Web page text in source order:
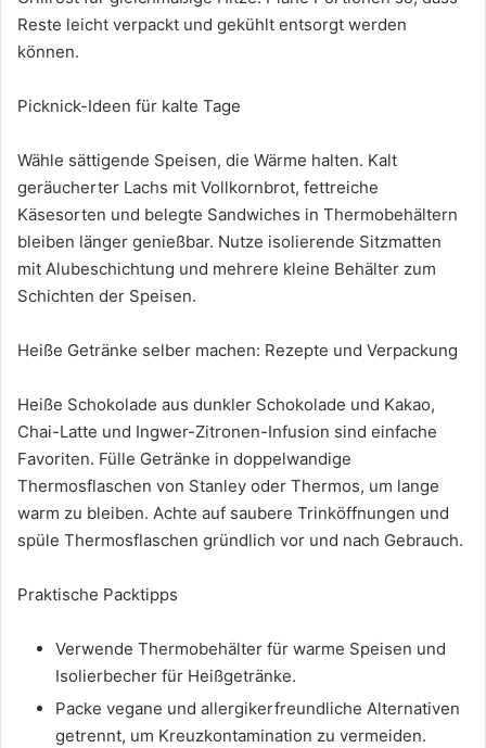
Reste leicht verpackt und gekühlt entsorgt werden
können.
Picknick-Ideen für kalte Tage
Wähle sättigende Speisen, die Wärme halten. Kalt
geräucherter Lachs mit Vollkornbrot, fettreiche
Käsesorten und belegte Sandwiches in Thermobehältern
bleiben länger genießbar. Nutze isolierende Sitzmatten
mit Alubeschichtung und mehrere kleine Behälter zum
Schichten der Speisen.
Heiße Getränke selber machen: Rezepte und Verpackung
Heiße Schokolade aus dunkler Schokolade und Kakao,
Chai-Latte und Ingwer-Zitronen-Infusion sind einfache
Favoriten. Fülle Getränke in doppelwandige
Thermosflaschen von Stanley oder Thermos, um lange
warm zu bleiben. Achte auf saubere Trinköffnungen und
spüle Thermosflaschen gründlich vor und nach Gebrauch.
Praktische Packtipps
Verwende Thermobehälter für warme Speisen und
Isolierbecher für Heißgetränke.
Packe vegane und allergikerfreundliche Alternativen
getrennt, um Kreuzkontamination zu vermeiden.